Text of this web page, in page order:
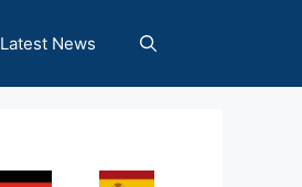
Latest News